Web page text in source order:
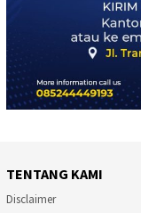
TENTANG KAMI
Disclaimer